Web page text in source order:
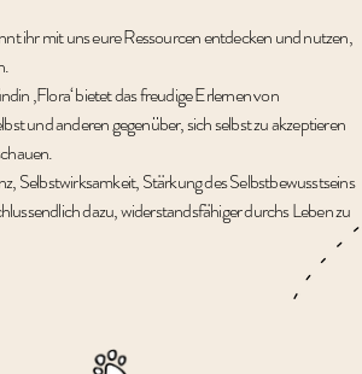
ihr mit uns eure Ressourcen entdecken und nutzen,
‚Flora‘ bietet das freudige Erlernen von
und anderen gegenüber, sich selbst zu akzeptieren
Selbstwirksamkeit, Stärkung des Selbstbewusstseins
dazu, widerstandsfähiger durchs Leben zu